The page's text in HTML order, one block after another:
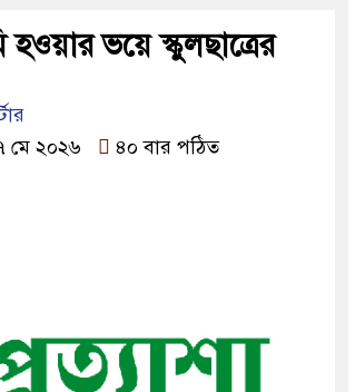
ভয়ে স্কুলছাত্রের
মে ২০২৬
৪০ বার পঠিত